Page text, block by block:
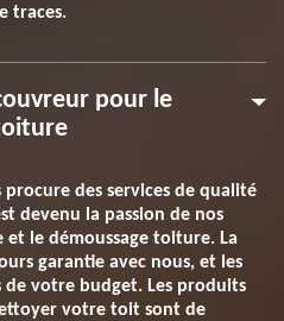
traces.
pour le
des services de qualité
devenu la passion de nos
le démoussage toiture. La
garantie avec nous, et les
votre budget. Les produits
votre toit sont de